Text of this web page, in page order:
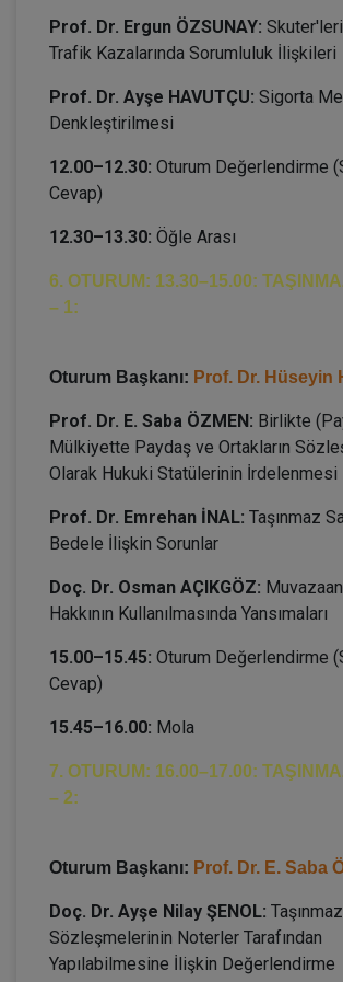
Prof. Dr. Ergun ÖZSUNAY:
Trafik Kazalarında Sorumluluk İlişkileri
Prof. Dr. Ayşe HAVUTÇU: Sigorta
Denkleştirilmesi
12.00–12.30: Oturum Değerlendirme
Cevap)
12.30–13.30: Öğle Arası
6. OTURUM: 13.30–15.00:
– 1:
Oturum Başkanı: Prof. Dr. Hüseyin
Prof. Dr. E. Saba ÖZMEN: Birlikte
Mülkiyette Paydaş ve Ortakların
Olarak Hukuki Statülerinin İrdelenmesi
Prof. Dr. Emrehan İNAL: Taşınmaz
Bedele İlişkin Sorunlar
Doç. Dr. Osman AÇIKGÖZ:
Hakkının Kullanılmasında Yansımaları
15.00–15.45: Oturum Değerlendirme
Cevap)
15.45–16.00: Mola
7. OTURUM: 16.00–17.00:
– 2:
Oturum Başkanı: Prof. Dr. E. Saba
Doç. Dr. Ayşe Nilay ŞENOL:
Sözleşmelerinin Noterler Tarafından
Yapılabilmesine İlişkin Değerlendirme